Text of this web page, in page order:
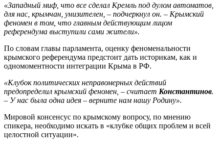
«Западный миф, что все сделал Кремль под дулом автоматов,
для нас, крымчан, унизителен, – подчеркнул он. – Крымский
феномен в том, что главным действующим лицом
референдума выступили сами жители».
По словам главы парламента, оценку феноменальности
крымского референдума предстоит дать историкам, как и
одномоментности интеграции Крыма в РФ.
«Клубок политических неправомерных действий
предопределил крымский феномен, – считает Константинов.
– У нас была одна идея – верните нам нашу Родину».
Мировой консенсус по крымскому вопросу, по мнению
спикера, необходимо искать в «клубке общих проблем и всей
целостной ситуации».